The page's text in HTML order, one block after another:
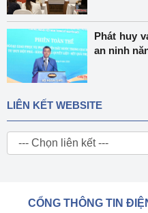
Phát huy
an ninh
LIÊN KẾT WEBSITE
CỔNG THÔNG TIN